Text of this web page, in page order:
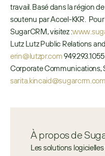
travail. Basé dans la région
soutenu par Accel-KKR.
SugarCRM, visitez :
erin@lutzpr.com
sarita.kincaid@sugarcrm.com
À propos de
Les solutions